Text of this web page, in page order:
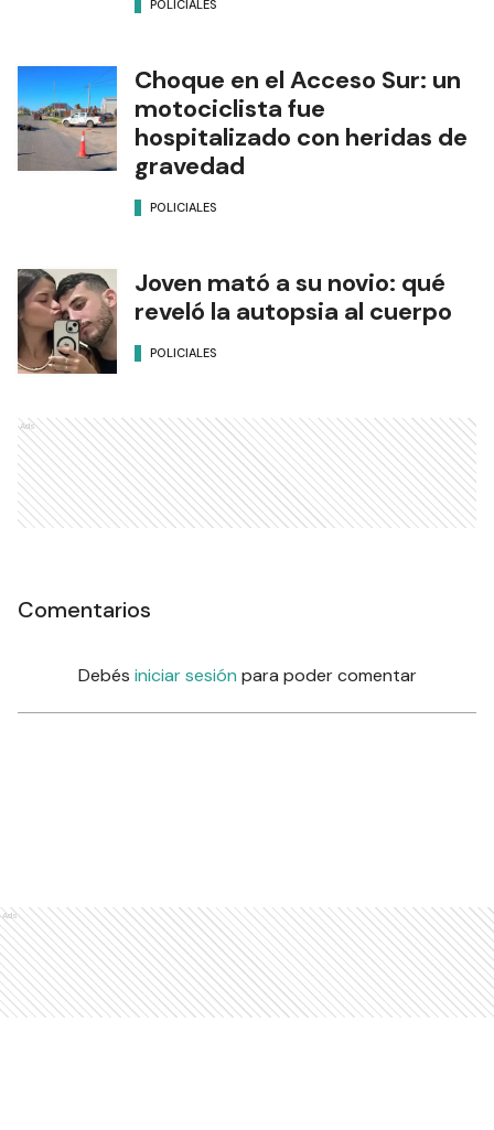
POLICIALES
Choque en el Acceso Sur: un
motociclista fue
hospitalizado con heridas de
gravedad
POLICIALES
Joven mató a su novio: qué
reveló la autopsia al cuerpo
POLICIALES
Ads
Comentarios
Debés iniciar sesión para poder comentar
Ads